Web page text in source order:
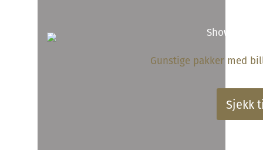
Gunstige pakker med
Sjekk